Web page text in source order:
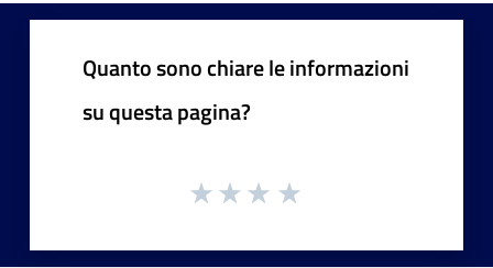
Quanto sono chiare le informazioni
su questa pagina?